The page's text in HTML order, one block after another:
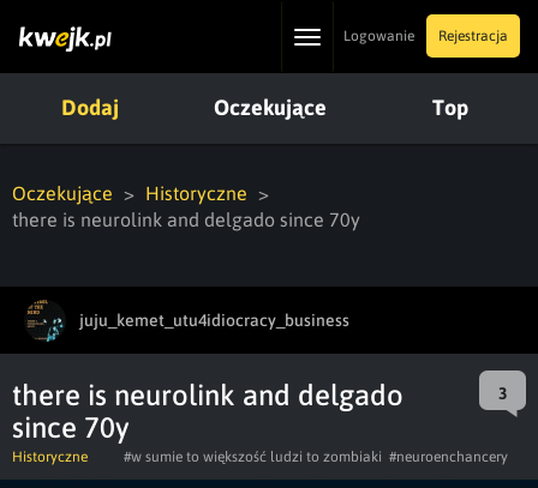
ToggleLogowanie Rejestracja
Dodaj Oczekujące Top
Oczekujące
Historyczne
there is neurolink and delgado since 70y
juju_kemet_utu4idiocracy_business
there is neurolink and delgado
since 70y
3
Historyczne #w sumie to większość ludzi to zombiaki #neuroenchancery